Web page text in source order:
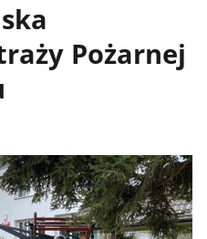
Pożarnej